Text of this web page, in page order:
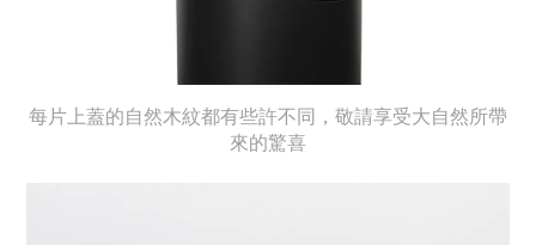
每片上蓋的自然木紋都有些許不同，敬請享受大自然所帶
來的驚喜